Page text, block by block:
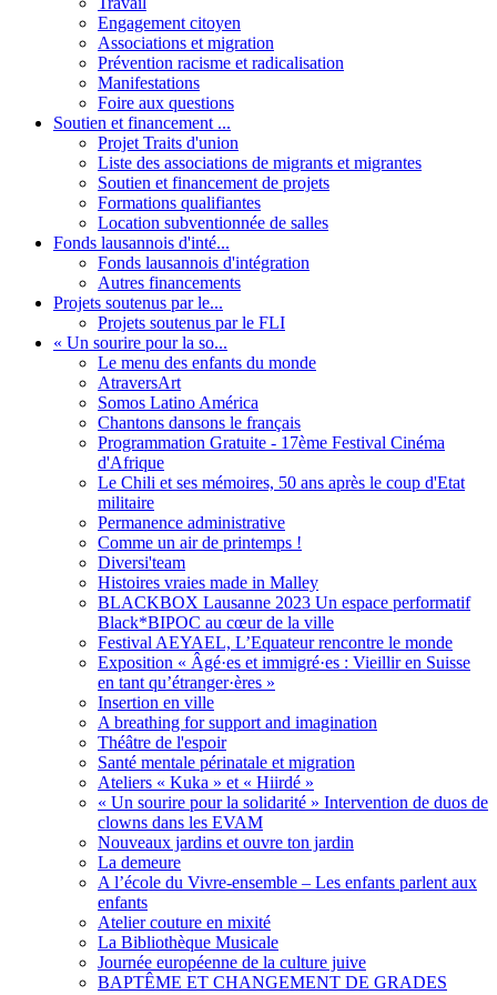
Engagement citoyen
Associations et migration
Prévention racisme et radicalisation
Manifestations
Foire aux questions
Soutien et financement ...
Projet Traits d'union
Liste des associations de migrants et migrantes
Soutien et financement de projets
Formations qualifiantes
Location subventionnée de salles
Fonds lausannois d'inté...
Fonds lausannois d'intégration
Autres financements
Projets soutenus par le...
Projets soutenus par le FLI
« Un sourire pour la so...
Le menu des enfants du monde
AtraversArt
Somos Latino América
Chantons dansons le français
Programmation Gratuite - 17ème Festival Cinéma
d'Afrique
Le Chili et ses mémoires, 50 ans après le coup d'Etat
militaire
Permanence administrative
Comme un air de printemps !
Diversi'team
Histoires vraies made in Malley
BLACKBOX Lausanne 2023 Un espace performatif
Black*BIPOC au cœur de la ville
Festival AEYAEL, L’Equateur rencontre le monde
Exposition « Âgé·es et immigré·es : Vieillir en Suisse
en tant qu’étranger·ères »
Insertion en ville
A breathing for support and imagination
Théâtre de l'espoir
Santé mentale périnatale et migration
Ateliers « Kuka » et « Hiirdé »
« Un sourire pour la solidarité » Intervention de duos de
clowns dans les EVAM
Nouveaux jardins et ouvre ton jardin
La demeure
A l’école du Vivre-ensemble – Les enfants parlent aux
enfants
Atelier couture en mixité
La Bibliothèque Musicale
Journée européenne de la culture juive
BAPTÊME ET CHANGEMENT DE GRADES